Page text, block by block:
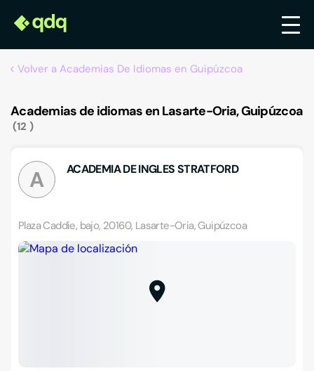
Volver a Academias De Idiomas en Guipúzcoa
Academias de idiomas en Lasarte-Oria, Guipúzcoa
12
A ACADEMIA DE INGLES STRATFORD
Plaza Caddie, bajo, 20160, Lasarte-Oria, Guipúzcoa